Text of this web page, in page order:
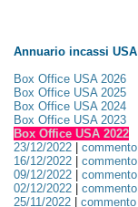
Annuario incassi USA
Box Office USA 2026
Box Office USA 2025
Box Office USA 2024
Box Office USA 2023
Box Office USA 2022
23/12/2022| commento
16/12/2022| commento
09/12/2022| commento
02/12/2022| commento
25/11/2022| commento